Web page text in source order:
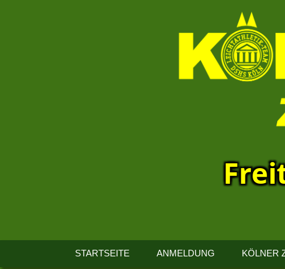
Kölner
STARTSEITE ANMELDUNG KÖLNER